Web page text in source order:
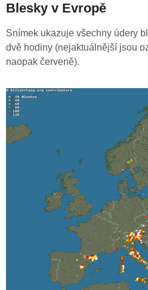
Blesky v Evropě
Snímek ukazuje všechny údery
dvě hodiny (nejaktuálnější jsou
naopak červeně).